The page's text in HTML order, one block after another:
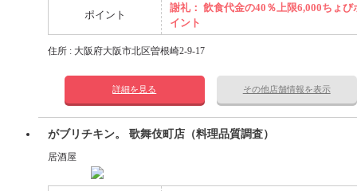
ポイント
謝礼： 飲食代金の40％上限6,000ちょび
イント
住所 : 大阪府大阪市北区曽根崎2-9-17
詳細を見る その他店舗情報を表示
がブリチキン。 歌舞伎町店（料理品質調査）
居酒屋